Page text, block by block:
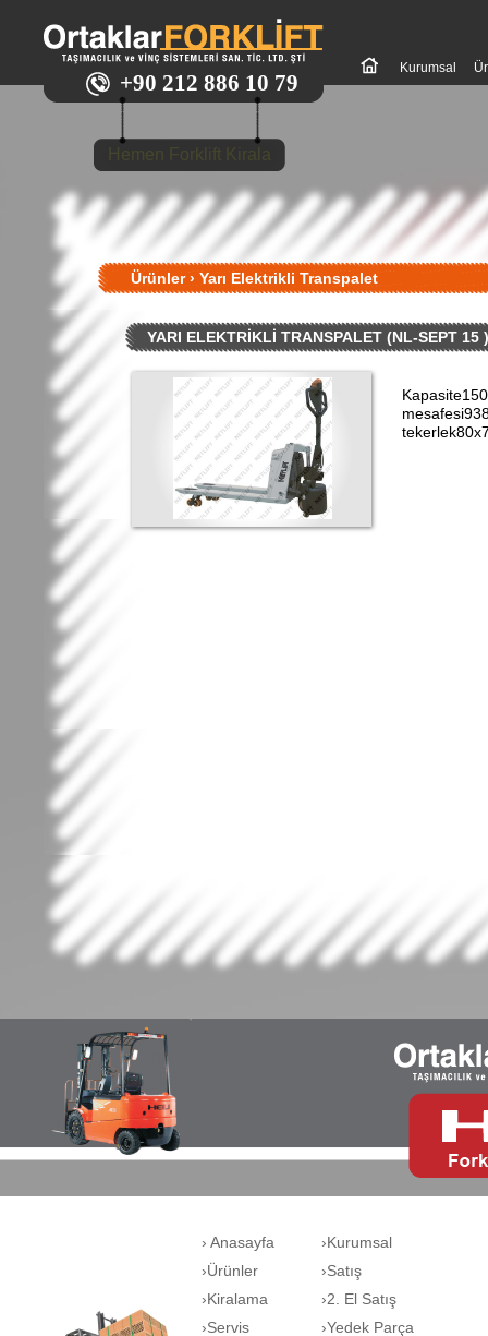
+90 212 886 10 79
Kurumsal
Ürünler› Yarı Elektrikli Transpalet
YARI ELEKTRİKLİ TRANSPALET (NL-SEPT 15 )
› Anasayfa
›Kurumsal
›Ürünler
›Satış
›Kiralama
›2. El Satış
›Servis
›Yedek Parça